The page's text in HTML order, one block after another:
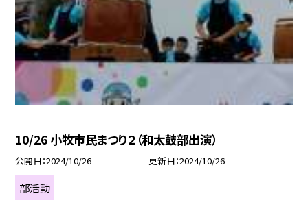
10/26 小牧市民まつり２（和太鼓部出演）
公開日 2024/10/26 更新日 2024/10/26
部活動